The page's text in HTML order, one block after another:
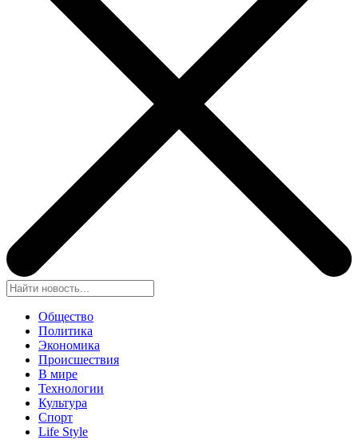
Общество
Политика
Экономика
Происшествия
В мире
Технологии
Культура
Спорт
Life Style